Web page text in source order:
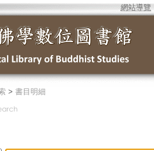
網站導覽
> 書目明細